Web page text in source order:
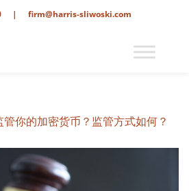
| firm@harris-sliwoski.com
管你的加密货币？监管方式如何？